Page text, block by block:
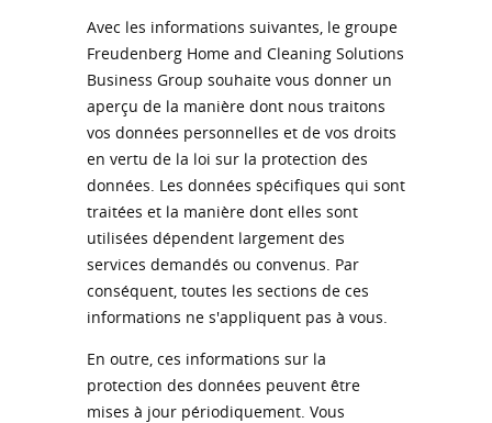
Avec les informations suivantes, le groupe
Freudenberg Home and Cleaning Solutions
Business Group souhaite vous donner un
aperçu de la manière dont nous traitons
vos données personnelles et de vos droits
en vertu de la loi sur la protection des
données. Les données spécifiques qui sont
traitées et la manière dont elles sont
utilisées dépendent largement des
services demandés ou convenus. Par
conséquent, toutes les sections de ces
informations ne s'appliquent pas à vous.
En outre, ces informations sur la
protection des données peuvent être
mises à jour périodiquement. Vous